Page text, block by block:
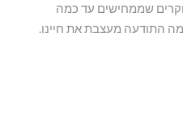
שממחישים עד כמה
התודעה מעצבת את חיינו.